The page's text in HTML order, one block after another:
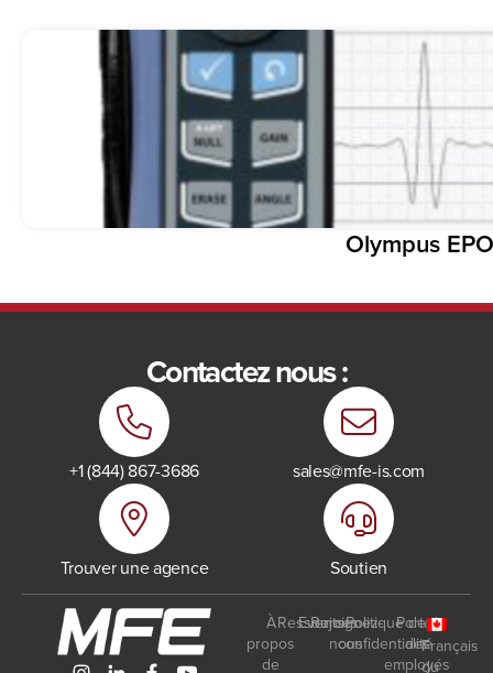
Olympus
Contactez nous :
+1 (844) 867-3686 sales@mfe-is.com
Trouver une agence Soutien
À
propos
de
Ressources
Events
Rejoignez-
nous
Politique de
confidentialité
Portail
des
employés
Français
du